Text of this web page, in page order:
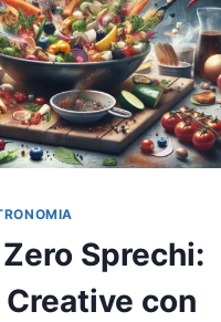
Sprechi:
con